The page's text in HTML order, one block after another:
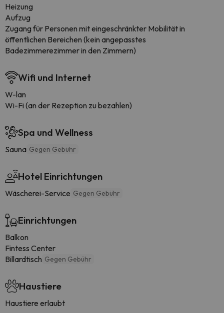
Heizung
Aufzug
Zugang für Personen mit eingeschränkter Mobilität in
öffentlichen Bereichen (kein angepasstes
Badezimmerezimmer in den Zimmern)
Wifi und Internet
W-lan
Wi-Fi (an der Rezeption zu bezahlen)
Spa und Wellness
Sauna Gegen Gebühr
Hotel Einrichtungen
Wäscherei-Service Gegen Gebühr
Einrichtungen
Balkon
Fintess Center
Billardtisch Gegen Gebühr
Haustiere
Haustiere erlaubt